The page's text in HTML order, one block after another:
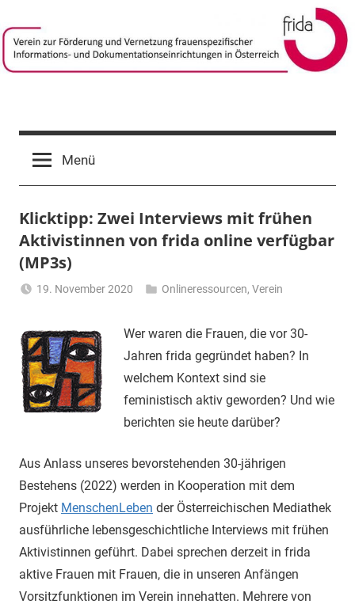
Inhalt
springen
frida-
verein
Förderung
frauenspezifischer
Informations-
Dokumentationseinrichtungen
in
Menü
Klicktipp: Zwei Interviews mit frühen
Aktivistinnen von frida online verfügbar
(MP3s)
19. November 2020
Gerhalter
Onlineressourcen,Verein
Wer waren die Frauen, die vor 30-
Jahren frida gegründet haben? In
welchem Kontext sind sie
feministisch aktiv geworden? Und wie
berichten sie heute darüber?
Aus Anlass unseres bevorstehenden 30-jährigen
Bestehens (2022) werden in Kooperation mit dem
Projekt MenschenLeben der Österreichischen Mediathek
ausführliche lebensgeschichtliche Interviews mit frühen
Aktivistinnen geführt. Dabei sprechen derzeit in frida
aktive Frauen mit Frauen, die in unseren Anfängen
Vorsitzfunktionen im Verein innehatten. Mehrere von